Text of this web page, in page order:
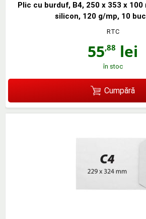
Plic cu burduf, B4, 250 x 353 x
silicon, 120 g/mp, 10
RTC
55,88 lei
în stoc
Cumpără